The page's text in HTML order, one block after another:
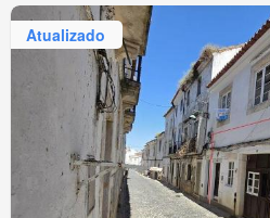
Atualizado